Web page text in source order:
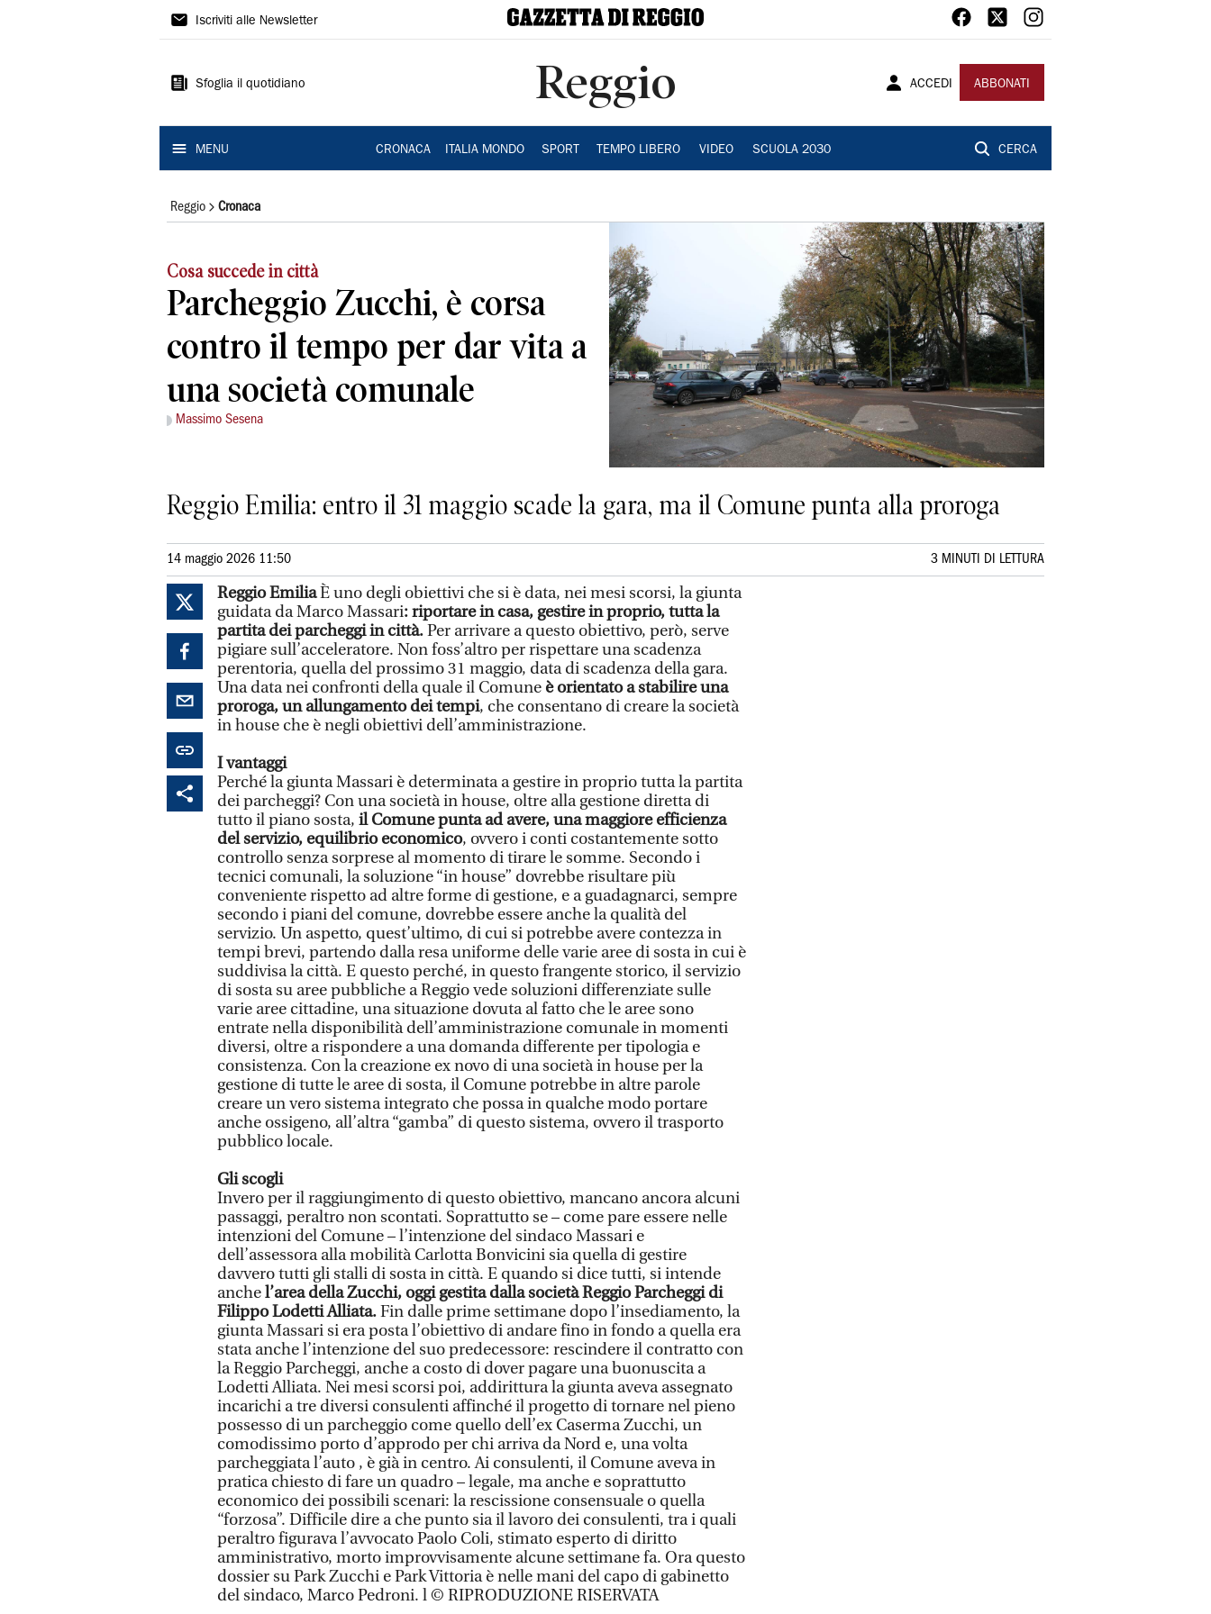
Gazzetta
Reggio
Iscriviti alle Newsletter
Sfoglia il quotidiano Reggio ACCEDI ABBONATI
MENU CRONACA ITALIA MONDO SPORT TEMPO LIBERO VIDEO SCUOLA 2030 CERCA
Reggio Cronaca
Cosa succede in città
Parcheggio Zucchi, è corsa
contro il tempo per dar vita a
una società comunale
Massimo Sesena
Reggio Emilia: entro il 31 maggio scade la gara, ma il Comune punta alla proroga
14 maggio 2026 11:50 3 MINUTI DI LETTURA
Reggio EmiliaÈ uno degli obiettivi che si è data, nei mesi scorsi, la giunta
guidata da Marco Massari: riportare in casa, gestire in proprio, tutta la
partita dei parcheggi in città.Per arrivare a questo obiettivo, però, serve
pigiare sull’acceleratore. Non foss’altro per rispettare una scadenza
perentoria, quella del prossimo 31 maggio, data di scadenza della gara.
Una data nei confronti della quale il Comune è orientato a stabilire una
proroga, un allungamento dei tempi, che consentano di creare la società
in house che è negli obiettivi dell’amministrazione.
I vantaggi
Perché la giunta Massari è determinata a gestire in proprio tutta la partita
dei parcheggi? Con una società in house, oltre alla gestione diretta di
tutto il piano sosta, il Comune punta ad avere, una maggiore efficienza
del servizio, equilibrio economico, ovvero i conti costantemente sotto
controllo senza sorprese al momento di tirare le somme. Secondo i
tecnici comunali, la soluzione “in house” dovrebbe risultare più
conveniente rispetto ad altre forme di gestione, e a guadagnarci, sempre
secondo i piani del comune, dovrebbe essere anche la qualità del
servizio. Un aspetto, quest’ultimo, di cui si potrebbe avere contezza in
tempi brevi, partendo dalla resa uniforme delle varie aree di sosta in cui è
suddivisa la città. E questo perché, in questo frangente storico, il servizio
di sosta su aree pubbliche a Reggio vede soluzioni differenziate sulle
varie aree cittadine, una situazione dovuta al fatto che le aree sono
entrate nella disponibilità dell’amministrazione comunale in momenti
diversi, oltre a rispondere a una domanda differente per tipologia e
consistenza. Con la creazione ex novo di una società in house per la
gestione di tutte le aree di sosta, il Comune potrebbe in altre parole
creare un vero sistema integrato che possa in qualche modo portare
anche ossigeno, all’altra “gamba” di questo sistema, ovvero il trasporto
pubblico locale.
Gli scogli
Invero per il raggiungimento di questo obiettivo, mancano ancora alcuni
passaggi, peraltro non scontati. Soprattutto se – come pare essere nelle
intenzioni del Comune – l’intenzione del sindaco Massari e
dell’assessora alla mobilità Carlotta Bonvicini sia quella di gestire
davvero tutti gli stalli di sosta in città. E quando si dice tutti, si intende
anchel’area della Zucchi, oggi gestita dalla società Reggio Parcheggi di
Filippo Lodetti Alliata.Fin dalle prime settimane dopo l’insediamento, la
giunta Massari si era posta l’obiettivo di andare fino in fondo a quella era
stata anche l’intenzione del suo predecessore: rescindere il contratto con
la Reggio Parcheggi, anche a costo di dover pagare una buonuscita a
Lodetti Alliata. Nei mesi scorsi poi, addirittura la giunta aveva assegnato
incarichi a tre diversi consulenti affinché il progetto di tornare nel pieno
possesso di un parcheggio come quello dell’ex Caserma Zucchi, un
comodissimo porto d’approdo per chi arriva da Nord e, una volta
parcheggiata l’auto , è già in centro. Ai consulenti, il Comune aveva in
pratica chiesto di fare un quadro – legale, ma anche e soprattutto
economico dei possibili scenari: la rescissione consensuale o quella
“forzosa”. Difficile dire a che punto sia il lavoro dei consulenti, tra i quali
peraltro figurava l’avvocato Paolo Coli, stimato esperto di diritto
amministrativo, morto improvvisamente alcune settimane fa. Ora questo
dossier su Park Zucchi e Park Vittoria è nelle mani del capo di gabinetto
del sindaco, Marco Pedroni. l © RIPRODUZIONE RISERVATA